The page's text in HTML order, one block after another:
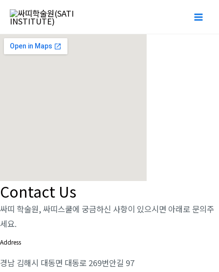
Skip
content
Contact Us
싸띠 학술원, 싸띠스쿨에 궁금하신 사항이 있으시면 아래로 문의주
세요.
Address
경남 김해시 대동면 대동로 269번안길 97